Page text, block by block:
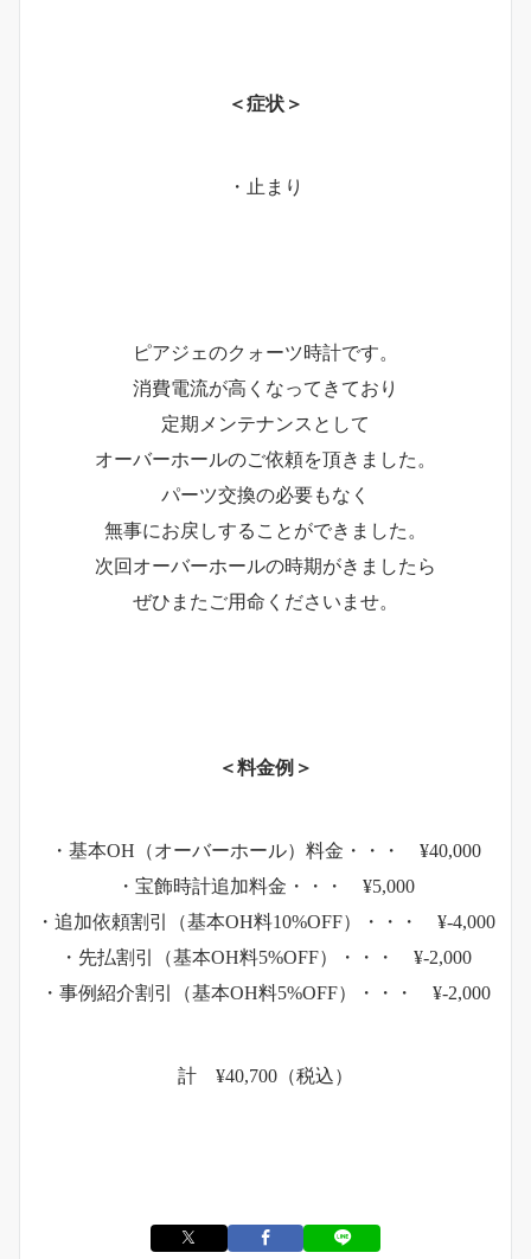
＜症状＞
・止まり
ピアジェのクォーツ時計です。
消費電流が高くなってきており
定期メンテナンスとして
オーバーホールのご依頼を頂きました。
パーツ交換の必要もなく
無事にお戻しすることができました。
次回オーバーホールの時期がきましたら
ぜひまたご用命くださいませ。
＜料金例＞
・基本OH（オーバーホール）料金・・・ ¥40,000
・宝飾時計追加料金・・・ ¥5,000
・追加依頼割引（基本OH料10%OFF）・・・ ¥-4,000
・先払割引（基本OH料5%OFF）・・・ ¥-2,000
・事例紹介割引（基本OH料5%OFF）・・・ ¥-2,000
計 ¥40,700（税込）